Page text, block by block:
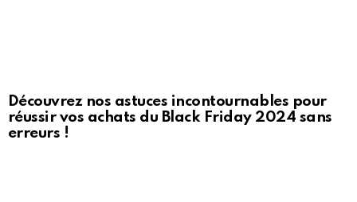
Découvrez nos astuces incontournables pour
réussir vos achats du Black Friday 2024 sans
erreurs !